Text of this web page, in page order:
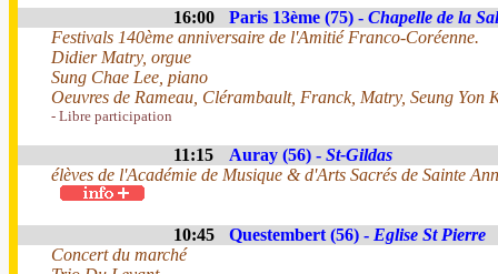
16:00 Paris 13ème (75) - Chapelle de la
Festivals 140ème anniversaire de l'Amitié Franco-Coréenne.
Didier Matry, orgue
Sung Chae Lee, piano
Oeuvres de Rameau, Clérambault, Franck, Matry, Seung Yon
- Libre participation
11:15 Auray (56) - St-Gildas
élèves de l'Académie de Musique & d'Arts Sacrés de Sainte
10:45 Questembert (56) - Eglise St Pierre
Concert du marché